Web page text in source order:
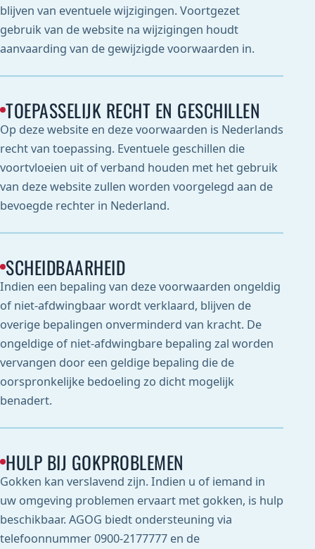
blijven van eventuele wijzigingen. Voortgezet
gebruik van de website na wijzigingen houdt
aanvaarding van de gewijzigde voorwaarden in.
TOEPASSELIJK RECHT EN GESCHILLEN
Op deze website en deze voorwaarden is Nederlands
recht van toepassing. Eventuele geschillen die
voortvloeien uit of verband houden met het gebruik
van deze website zullen worden voorgelegd aan de
bevoegde rechter in Nederland.
SCHEIDBAARHEID
Indien een bepaling van deze voorwaarden ongeldig
of niet-afdwingbaar wordt verklaard, blijven de
overige bepalingen onverminderd van kracht. De
ongeldige of niet-afdwingbare bepaling zal worden
vervangen door een geldige bepaling die de
oorspronkelijke bedoeling zo dicht mogelijk
benadert.
HULP BIJ GOKPROBLEMEN
Gokken kan verslavend zijn. Indien u of iemand in
uw omgeving problemen ervaart met gokken, is hulp
beschikbaar. AGOG biedt ondersteuning via
telefoonnummer 0900-2177777 en de